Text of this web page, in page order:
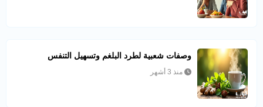
وصفات شعبية لطرد البلغم وتسهيل التنفس
منذ 3 أشهر